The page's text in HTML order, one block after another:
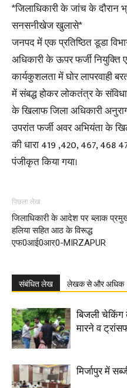
*जिलाधिकारी के जांच के
सनसनीखेज खुलासे*
जनपद में एक प्रतिष्ठित डूडा
अधिकारी के ऊपर फर्जी नियुक्ति
कार्यकुशलता में घोर लापरवाही
में संबद्ध होकर लोकतंत्र के
के खिलाफ जिला अधिकारी
उपरांत फर्जी अवर अभियंता के
की धारा 419 ,420, 467, 468
पंजीकृत किया गया।
पिछला लेख
जिलाधिकारी के आदेश पर ब्लाक
हलिया सहित आठ के विरूद्ध
एफ0आई0आर0-MIRZAPUR
संबंधित लेख लेखक से और अधिक
बिजली
मारने व
मिर्जापुर में